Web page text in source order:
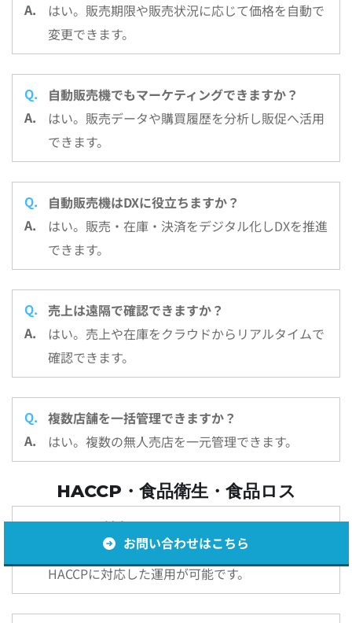
はい。販売期限や販売状況に応じて価格を自動で
変更できます。
自動販売機でもマーケティングできますか？
はい。販売データや購買履歴を分析し販促へ活用
できます。
自動販売機はDXに役立ちますか？
はい。販売・在庫・決済をデジタル化しDXを推進
できます。
売上は遠隔で確認できますか？
はい。売上や在庫をクラウドからリアルタイムで
確認できます。
複数店舗を一括管理できますか？
はい。複数の無人売店を一元管理できます。
HACCP・食品衛生・食品ロス
HACCPに対応していますか？
はい。温度監視、賞味期限管理、異常通知など
HACCPに対応した運用が可能です。
お問い合わせはこちら